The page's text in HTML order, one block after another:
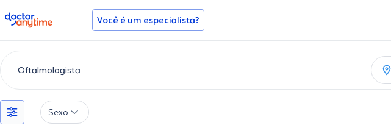
doctoranytime Você é um especialista?
Sexo